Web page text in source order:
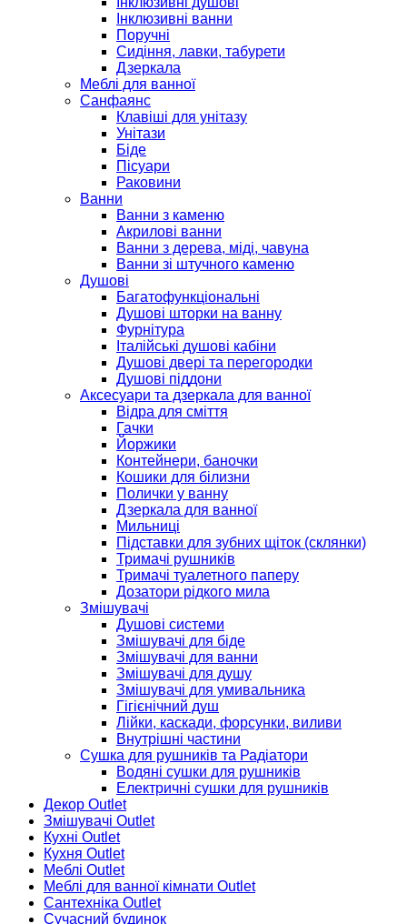
Інклюзивні ванни
Поручні
Сидіння, лавки, табурети
Дзеркала
Меблі для ванної
Санфаянс
Клавіші для унітазу
Унітази
Біде
Пісуари
Раковини
Ванни
Ванни з каменю
Акрилові ванни
Ванни з дерева, міді, чавуна
Ванни зі штучного каменю
Душові
Багатофункціональні
Душові шторки на ванну
Фурнітура
Італійські душові кабіни
Душові двері та перегородки
Душові піддони
Аксесуари та дзеркала для ванної
Відра для сміття
Гачки
Йоржики
Контейнери, баночки
Кошики для білизни
Полички у ванну
Дзеркала для ванної
Мильниці
Підставки для зубних щіток (склянки)
Тримачі рушників
Тримачі туалетного паперу
Дозатори рідкого мила
Змішувачі
Душові системи
Змішувачі для біде
Змішувачі для ванни
Змішувачі для душу
Змішувачі для умивальника
Гігієнічний душ
Лійки, каскади, форсунки, виливи
Внутрішні частини
Сушка для рушників та Радіатори
Водяні сушки для рушників
Електричні сушки для рушників
Декор Outlet
Змішувачі Outlet
Кухні Outlet
Кухня Outlet
Меблі Outlet
Меблі для ванної кімнати Outlet
Сантехніка Outlet
Сучасний будинок